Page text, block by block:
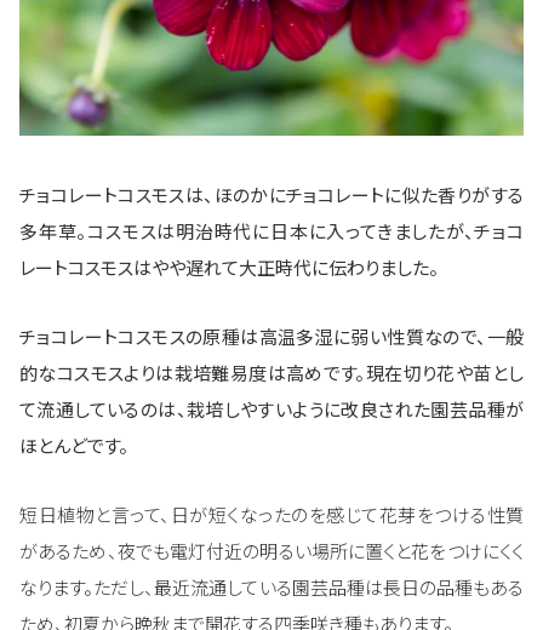
チョコレートコスモスは、ほのかにチョコレートに似た香りがする
多年草。コスモスは明治時代に日本に入ってきましたが、チョコ
レートコスモスはやや遅れて大正時代に伝わりました。
チョコレートコスモスの原種は高温多湿に弱い性質なので、一般
的なコスモスよりは栽培難易度は高めです。現在切り花や苗とし
て流通しているのは、栽培しやすいように改良された園芸品種が
ほとんどです。
短日植物と言って、日が短くなったのを感じて花芽をつける性質
があるため、夜でも電灯付近の明るい場所に置くと花をつけにくく
なります。ただし、最近流通している園芸品種は長日の品種もある
ため、初夏から晩秋まで開花する四季咲き種もあります。